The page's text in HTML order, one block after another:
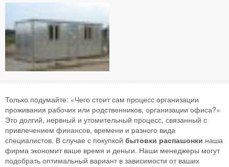
Только подумайте: «Чего стоит сам процесс организации
проживания рабочих или родственников, организации офиса?»
Это долгий, нервный и утомительный процесс, связанный с
привлечением финансов, времени и разного вида
специалистов. В случае с покупкой бытовки распашонки наша
фирма экономит ваше время и деньги. Наши менеджеры могут
подобрать оптимальный вариант в зависимости от ваших